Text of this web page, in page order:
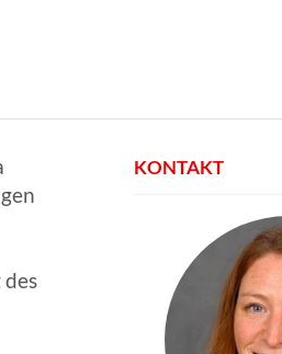
KONTAKT